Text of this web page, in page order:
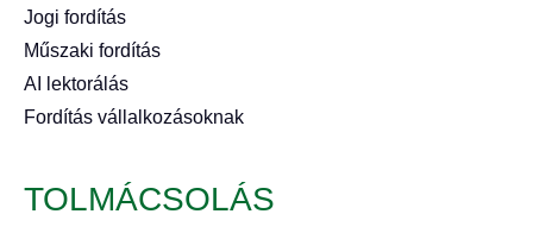
Jogi fordítás
Műszaki fordítás
AI lektorálás
Fordítás vállalkozásoknak
TOLMÁCSOLÁS